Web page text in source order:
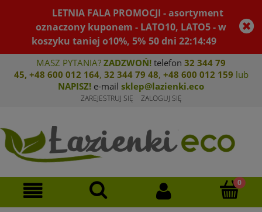
LETNIA FALA PROMOCJI - asortyment
oznaczony kuponem - LATO10, LATO5 - w
koszyku taniej o10%, 5% 50dni22:14:49
MASZ PYTANIA? ZADZWOŃ! telefon 32 344 79
45, +48 600 012 164, 32 344 79 48, +48 600 012 159 lub
NAPISZ! e-mail sklep@lazienki.eco
ZAREJESTRUJ SIĘ ZALOGUJ SIĘ